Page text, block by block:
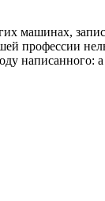
машинах,
профессии
написанного: